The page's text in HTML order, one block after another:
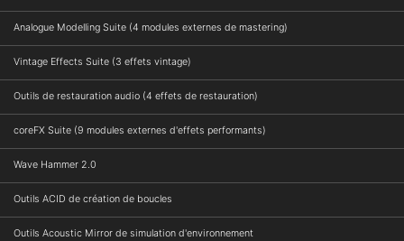
Analogue Modelling Suite (4 modules externes de mastering)
Vintage Effects Suite (3 effets vintage)
Outils de restauration audio (4 effets de restauration)
coreFX Suite (9 modules externes d'effets performants)
Wave Hammer 2.0
Outils ACID de création de boucles
Outils Acoustic Mirror de simulation d'environnement